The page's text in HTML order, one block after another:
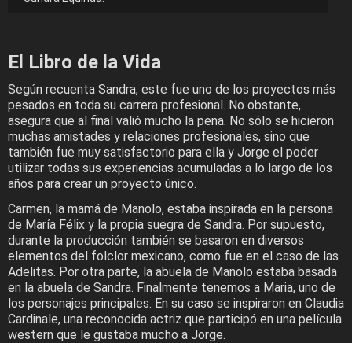
El Libro de la Vida
Según recuenta Sandra, este fue uno de los proyectos más
pesados en toda su carrera profesional. No obstante,
asegura que al final valió mucho la pena. No sólo se hicieron
muchas amistades y relaciones profesionales, sino que
también fue muy satisfactorio para ella y Jorge el poder
utilizar todas sus experiencias acumuladas a lo largo de los
años para crear un proyecto único.
Carmen, la mamá de Manolo, estaba inspirada en la persona
de María Félix y la propia suegra de Sandra. Por supuesto,
durante la producción también se basaron en diversos
elementos del folclor mexicano, como fue en el caso de las
Adelitas. Por otra parte, la abuela de Manolo estaba basada
en la abuela de Sandra. Finalmente tenemos a Maria, uno de
los personajes principales. En su caso se inspiraron en Claudia
Cardinale, una reconocida actriz que participó en una película
western que le gustaba mucho a Jorge.